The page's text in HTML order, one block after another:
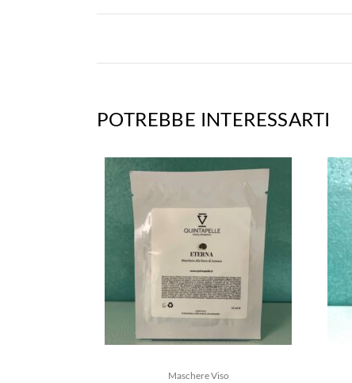
POTREBBE INTERESSARTI
Maschere Viso